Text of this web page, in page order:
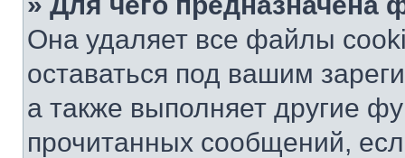
Она удаляет все файлы
оставаться под вашим
а также выполняет другие
прочитанных сообщений,